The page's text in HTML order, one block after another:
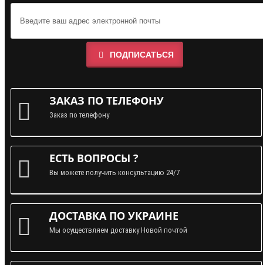
ПОДПИСАТЬСЯ
ЗАКАЗ ПО ТЕЛЕФОНУ
Заказ по телефону
ЕСТЬ ВОПРОСЫ ?
Вы можете получить консультацию 24/7
ДОСТАВКА ПО УКРАИНЕ
Мы осуществляем доставку Новой почтой